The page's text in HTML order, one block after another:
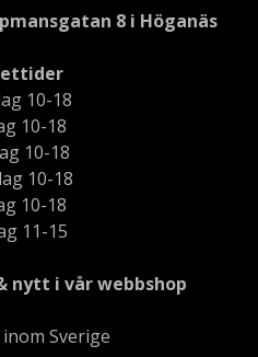
8 i Höganäs
10-18
10-18
10-18
10-18
10-18
11-15
nytt i vår webbshop
Sverige